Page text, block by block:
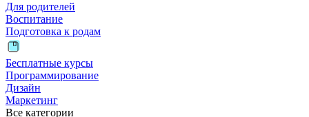
Для родителей
Воспитание
Подготовка к родам
Бесплатные курсы
Программирование
Дизайн
Маркетинг
Все категории